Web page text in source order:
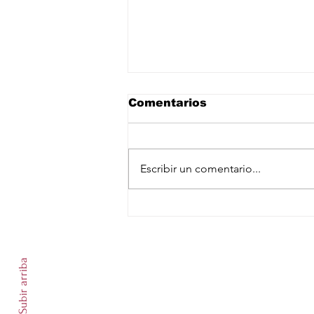
Comentarios
Escribir un comentario...
Subir arriba